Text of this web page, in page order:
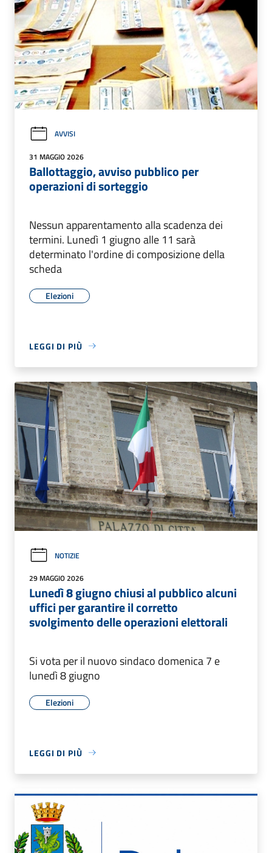
AVVISI
31 MAGGIO 2026
Ballottaggio, avviso pubblico per
operazioni di sorteggio
Nessun apparentamento alla scadenza dei
termini. Lunedì 1 giugno alle 11 sarà
determinato l'ordine di composizione della
scheda
Elezioni
LEGGI DI PIÙ
NOTIZIE
29 MAGGIO 2026
Lunedì 8 giugno chiusi al pubblico alcuni
uffici per garantire il corretto
svolgimento delle operazioni elettorali
Si vota per il nuovo sindaco domenica 7 e
lunedì 8 giugno
Elezioni
LEGGI DI PIÙ